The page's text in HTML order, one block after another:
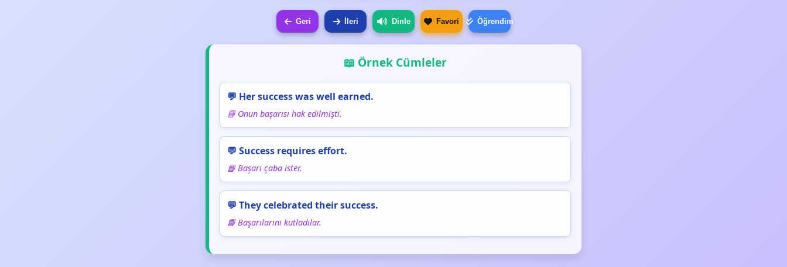
Geri İleri Dinle Favori Öğrendim
📖 Örnek Cümleler
💬 Her success was well earned.
📘 Onun başarısı hak edilmişti.
💬 Success requires effort.
📘 Başarı çaba ister.
💬 They celebrated their success.
📘 Başarılarını kutladılar.